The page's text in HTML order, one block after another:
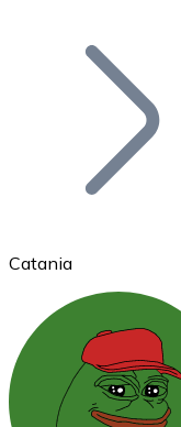
Bitcoin
Ethereum
ETH
Catania